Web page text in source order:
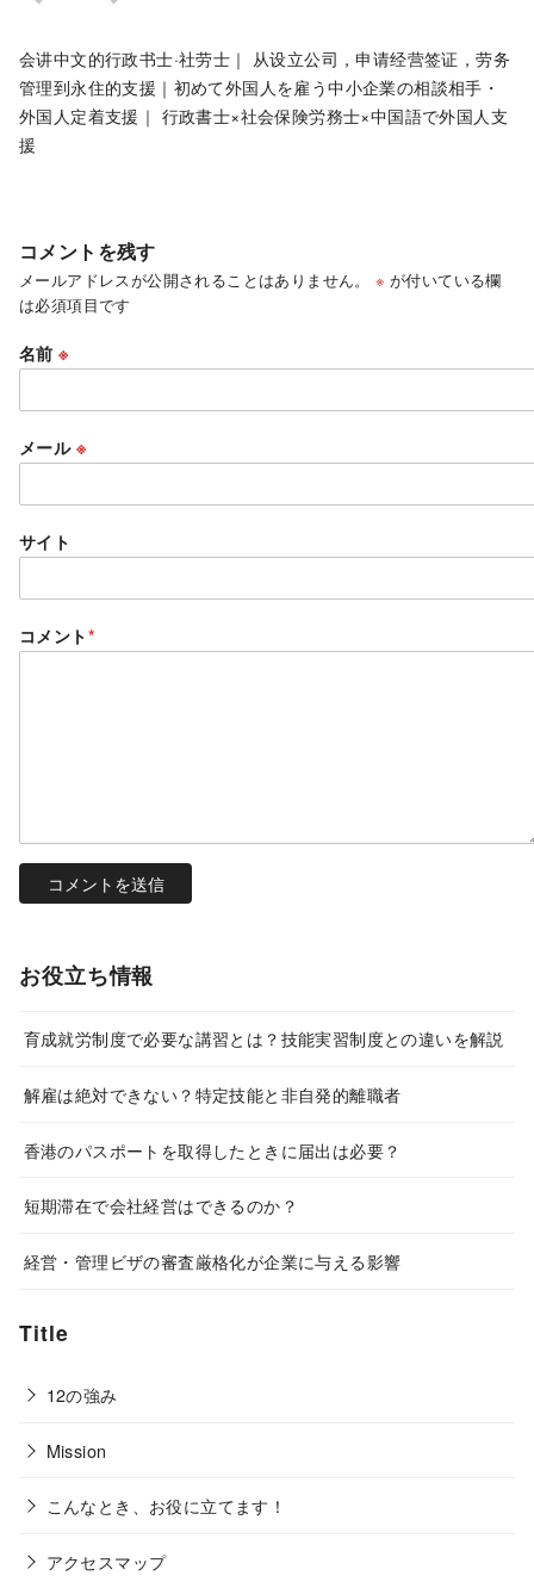
会讲中文的行政书士·社劳士｜ 从设立公司，申请经营签证，劳务
管理到永住的支援｜初めて外国人を雇う中小企業の相談相手・
外国人定着支援｜ 行政書士×社会保険労務士×中国語で外国人支
援
コメントを残す
メールアドレスが公開されることはありません。 ※ が付いている欄
は必須項目です
名前※
メール ※
サイト
コメント*
お役立ち情報
育成就労制度で必要な講習とは？技能実習制度との違いを解説
解雇は絶対できない？特定技能と非自発的離職者
香港のパスポートを取得したときに届出は必要？
短期滞在で会社経営はできるのか？
経営・管理ビザの審査厳格化が企業に与える影響
Title
12の強み
Mission
こんなとき、お役に立てます！
アクセスマップ